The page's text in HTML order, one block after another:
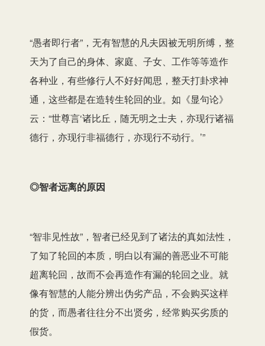
“愚者即行者”，无有智慧的凡夫因被无明所缚，整
天为了自己的身体、家庭、子女、工作等等造作
各种业，有些修行人不好好闻思，整天打卦求神
通，这些都是在造转生轮回的业。如《显句论》
云：“世尊言‘诸比丘，随无明之士夫，亦现行诸福
德行，亦现行非福德行，亦现行不动行。’”
◎智者远离的原因
“智非见性故”，智者已经见到了诸法的真如法性，
了知了轮回的本质，明白以有漏的善恶业不可能
超离轮回，故而不会再造作有漏的轮回之业。就
像有智慧的人能分辨出伪劣产品，不会购买这样
的货，而愚者往往分不出贤劣，经常购买劣质的
假货。